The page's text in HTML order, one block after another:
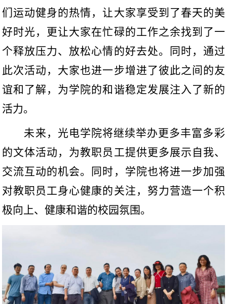
们运动健身的热情，让大家享受到了春天的美
好时光，更让大家在忙碌的工作之余找到了一
个释放压力、放松心情的好去处。同时，通过
此次活动，大家也进一步增进了彼此之间的友
谊和了解，为学院的和谐稳定发展注入了新的
活力。
未来，光电学院将继续举办更多丰富多彩
的文体活动，为教职员工提供更多展示自我、
交流互动的机会。同时，学院也将进一步加强
对教职员工身心健康的关注，努力营造一个积
极向上、健康和谐的校园氛围。